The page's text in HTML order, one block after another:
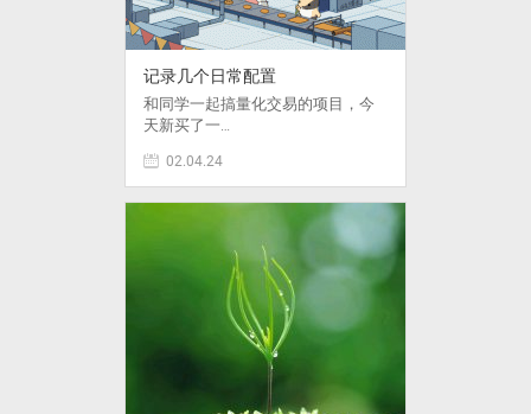
记录几个日常配置
和同学一起搞量化交易的项目，今
天新买了一…
02.04.24